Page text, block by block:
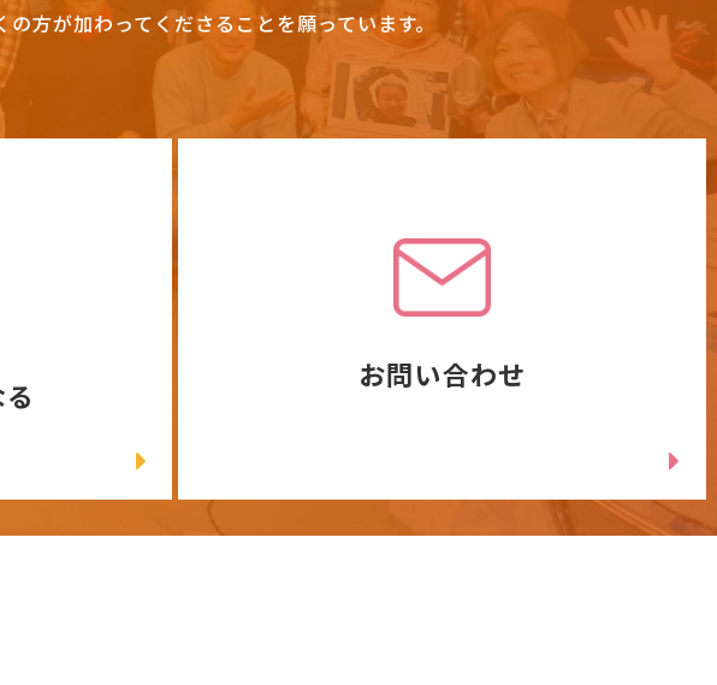
方が加わってくださることを願っています。
お問い合わせ